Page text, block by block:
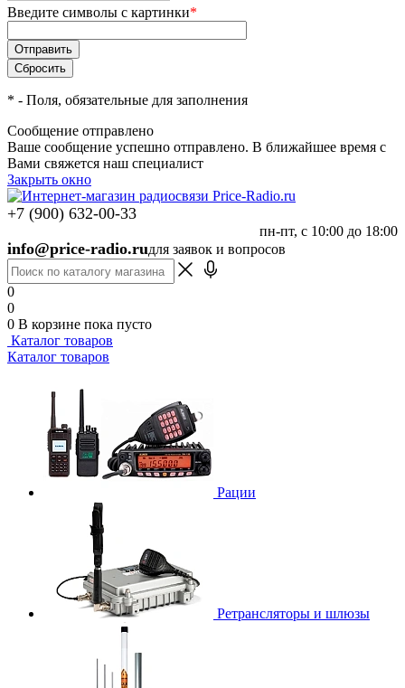
Введите символы с картинки*
* - Поля, обязательные для заполнения
Сообщение отправлено
Ваше сообщение успешно отправлено. В ближайшее время с
Вами свяжется наш специалист
Закрыть окно
+7 (900) 632-00-33
пн-пт, с 10:00 до 18:00
info@price-radio.ruдля заявок и вопросов
0
0
0 В корзине пока пусто
Каталог товаров
Каталог товаров
Рации
Ретрансляторы и шлюзы